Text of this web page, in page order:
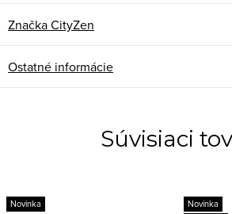
ZnačkaCityZen
Ostatné informácie
Súvisiaci
Novinka
Novinka